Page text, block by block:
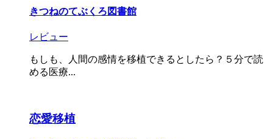
きつねのてぶくろ図書館
レビュー
もしも、人間の感情を移植できるとしたら？５分で読
める医療...
恋愛移植